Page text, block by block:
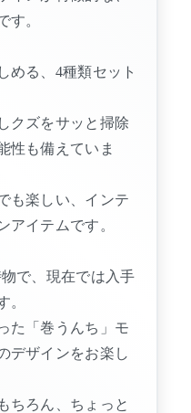
す。
める、4種類セット
クズをサッと掃除
性も備えていま
も楽しい、インテ
アイテムです。
で、現在では入手
。
た「巻うんち」モ
デザインをお楽し
ちろん、ちょっと